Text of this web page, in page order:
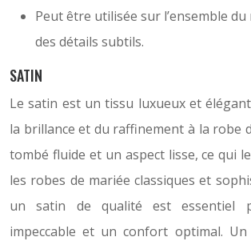
Peut être utilisée sur l’ensemble
des détails subtils.
SATIN
Le satin est un tissu luxueux et
la brillance et du raffinement à la robe
tombé fluide et un aspect lisse, ce qui
les robes de mariée classiques et
un satin de qualité est essentiel
impeccable et un confort optimal. Un